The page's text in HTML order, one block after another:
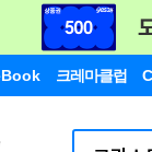
크레마클럽